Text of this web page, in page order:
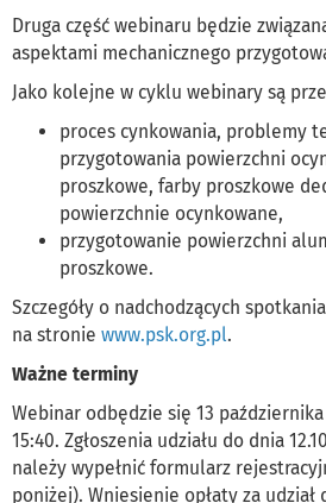
Druga część webinaru będzie
aspektami mechanicznego
Jako kolejne w cyklu webinary są
proces cynkowania, problemy
przygotowania powierzchni
proszkowe, farby proszkowe
powierzchnie ocynkowane,
przygotowanie powierzchni
proszkowe.
Szczegóły o nadchodzących
na stronie www.psk.org.pl.
Ważne terminy
Webinar odbędzie się 13
15:40. Zgłoszenia udziału do dnia
należy wypełnić formularz
poniżej). Wniesienie opłaty za udział